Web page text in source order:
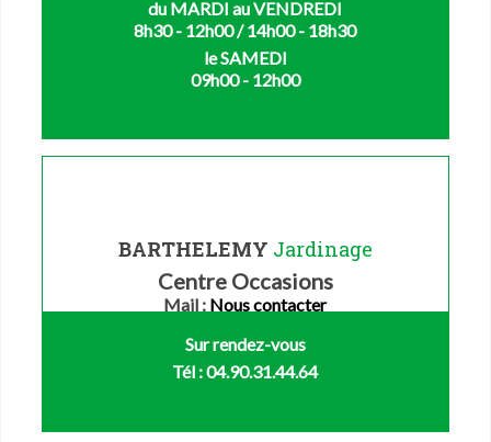
du MARDI au VENDREDI
8h30 - 12h00 / 14h00 - 18h30
le SAMEDI
09h00 - 12h00
BARTHELEMY Jardinage
Centre Occasions
Mail : Nous contacter
Sur rendez-vous
Tél : 04.90.31.44.64